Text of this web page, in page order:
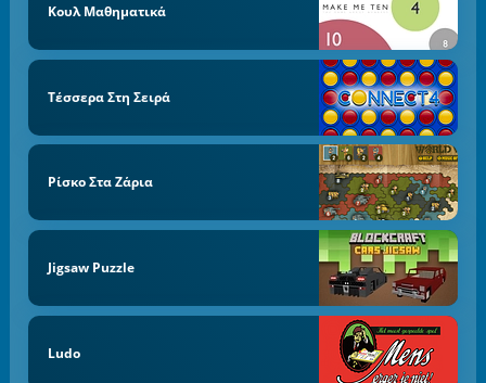
Κουλ Μαθηματικά
Τέσσερα Στη Σειρά
Ρίσκο Στα Ζάρια
Jigsaw Puzzle
Ludo